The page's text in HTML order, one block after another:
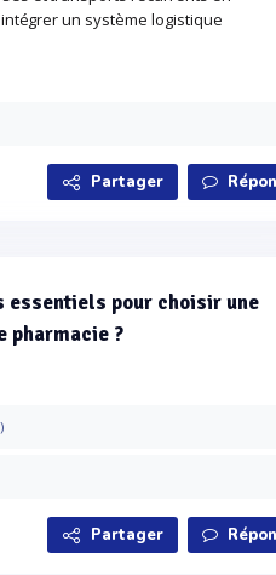
un système logistique
Partager
pour choisir une
pharmacie ?
Partager